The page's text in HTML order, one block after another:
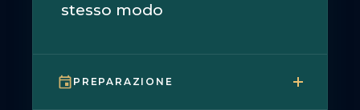
stesso modo
PREPARAZIONE